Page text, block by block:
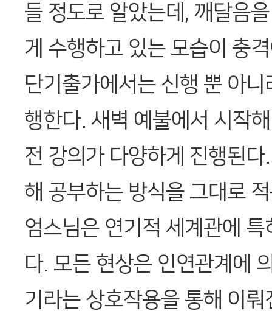
들 정도로 알았는데, 깨달음
게 수행하고 있는 모습이 충
단기출가에서는 신행 뿐 아
행한다. 새벽 예불에서 시작
전 강의가 다양하게 진행된
해 공부하는 방식을 그대로
엄스님은 연기적 세계관에 특
다. 모든 현상은 인연관계에
기라는 상호작용을 통해 이뤄